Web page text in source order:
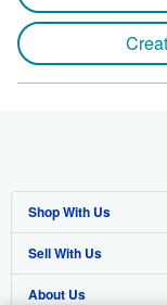
Shop With Us
Advanced Search
Browse Collections
Sell With Us
Start Selling
About Us